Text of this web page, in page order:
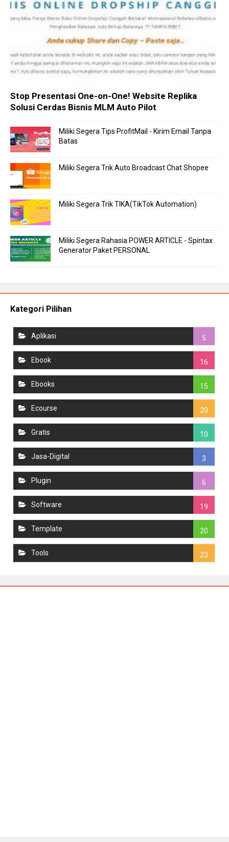
Stop Presentasi One-on-One! Website Replika
Solusi Cerdas Bisnis MLM Auto Pilot
Miliki Segera Tips ProfitMail - Kirim Email Tanpa
Batas
Miliki Segera Trik Auto Broadcast Chat Shopee
Miliki Segera Trik TIKA(TikTok Automation)
Miliki Segera Rahasia POWER ARTICLE - Spintax
Generator Paket PERSONAL
Kategori Pilihan
Aplikasi 5
Ebook 16
Ebooks 15
Ecourse 20
Gratis 10
Jasa-Digital 3
Plugin 6
Software 19
Template 20
Tools 23